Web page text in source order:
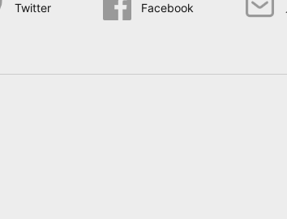
Twitter Facebook